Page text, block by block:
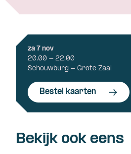
za 7 nov
20.00 - 22.00
Schouwburg - Grote Zaal
Bestel kaarten
Bekijk ook eens